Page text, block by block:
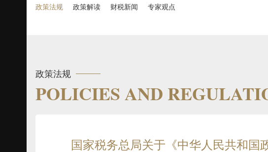
政策法规 政策解读 财税新闻 专家观点
政策法规
POLICIES AND
国家税务总局关于《中华人民共和国